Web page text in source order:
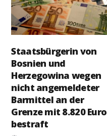
Staatsbürgerin von
Bosnien und
Herzegowina wegen
nicht angemeldeter
Barmittel an der
Grenze mit 8.820 Euro
bestraft